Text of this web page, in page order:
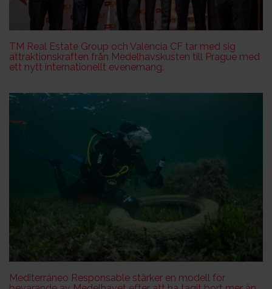
TM Real Estate Group och Valencia CF tar med sig
attraktionskraften från Medelhavskusten till Prague med
ett nytt internationellt evenemang.
Mediterráneo Responsable stärker en modell för